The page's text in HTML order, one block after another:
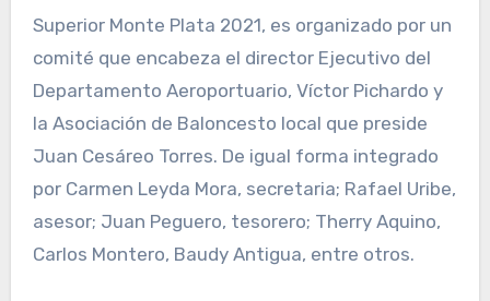
Superior Monte Plata 2021, es organizado por un
comité que encabeza el director Ejecutivo del
Departamento Aeroportuario, Víctor Pichardo y
la Asociación de Baloncesto local que preside
Juan Cesáreo Torres. De igual forma integrado
por Carmen Leyda Mora, secretaria; Rafael Uribe,
asesor; Juan Peguero, tesorero; Therry Aquino,
Carlos Montero, Baudy Antigua, entre otros.